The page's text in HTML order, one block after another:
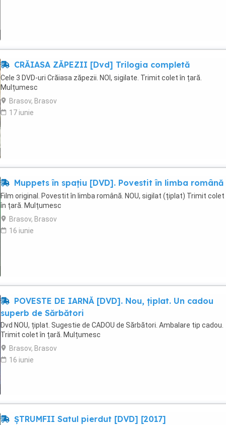
CRĂIASA ZĂPEZII [Dvd] Trilogia completă
Cele 3 DVD-uri Crăiasa zăpezii. NOI, sigilate. Trimit colet în țară.
Mulțumesc
Brasov, Brasov
17 iunie
Muppets în spațiu [DVD]. Povestit în limba română
Film original. Povestit în limba română. NOU, sigilat (țiplat) Trimit colet
în țară. Mulțumesc
Brasov, Brasov
16 iunie
POVESTE DE IARNĂ [DVD]. Nou, țiplat. Un cadou
superb de Sărbători
Dvd NOU, țiplat. Sugestie de CADOU de Sărbători. Ambalare tip cadou.
Trimit colet în țară. Mulțumesc
Brasov, Brasov
16 iunie
ȘTRUMFII Satul pierdut [DVD] [2017]